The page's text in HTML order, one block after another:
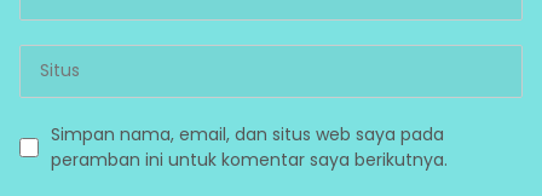
Simpan nama, email, dan situs web saya pada
peramban ini untuk komentar saya berikutnya.